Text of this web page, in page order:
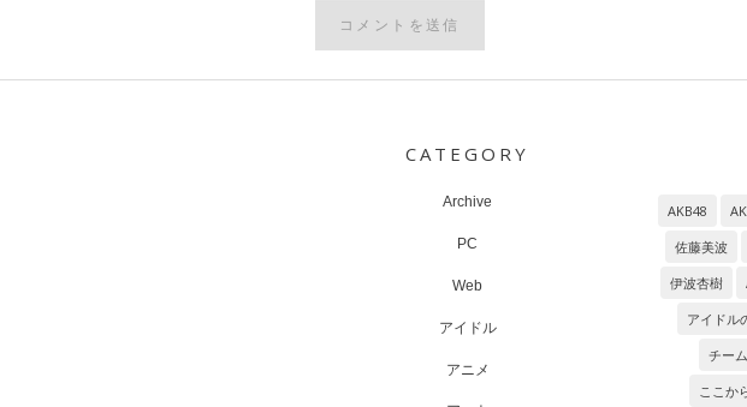
CATEGORY
Archive
PC
Web
アイドル
アニメ
AKB48
佐藤美波
伊波杏樹
アイドル
チー
ここか